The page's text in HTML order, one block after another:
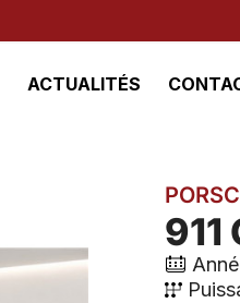
ACTUALITÉS
911